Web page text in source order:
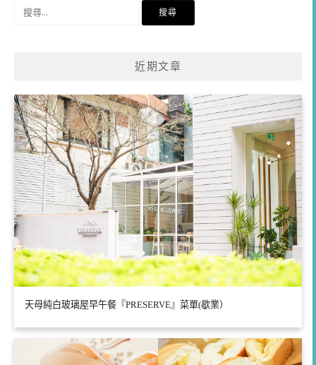
近期文章
天母純白玻璃屋早午餐『PRESERVE』菜單(歇業）